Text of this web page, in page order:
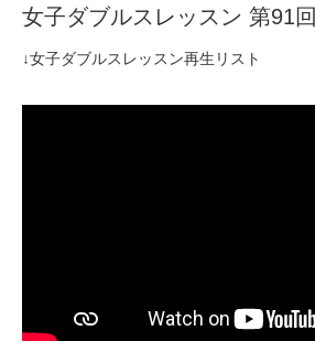
女子ダブルスレッスン 第91回
↓女子ダブルスレッスン再生リスト